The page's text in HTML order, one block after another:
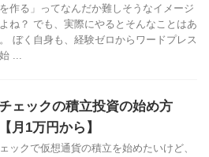
を作る」ってなんだか難しそうなイメージ
ね？ でも、実際にやるとそんなことはあ
ぼく自身も、経験ゼロからワードプレス
...
ェックの積立投資の始め方
月1万円から】
ックで仮想通貨の積立を始めたいけど、